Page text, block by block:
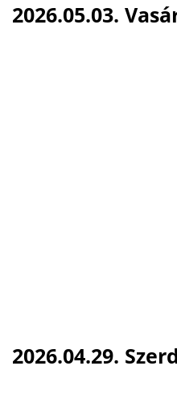
2026.05.03.
2026.04.29.